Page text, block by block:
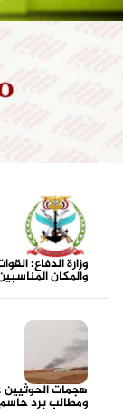
وزارة الدفاع:
والمكان
هجمات
ومطالب برد